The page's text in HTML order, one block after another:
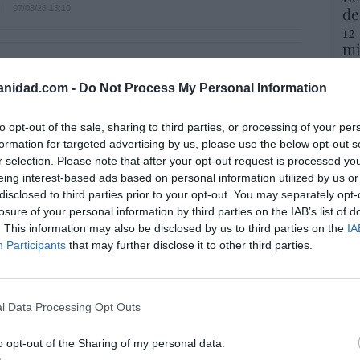
- Do Not Process My Personal Information
opt-out of the sale, sharing to third parties, or processing of your
for targeted advertising by us, please use the below opt-out
selection. Please note that after your opt-out request is processed
interest-based ads based on personal information utilized by us
to third parties prior to your opt-out. You may separately
of your personal information by third parties on the IAB’s list of
This information may also be disclosed by us to third parties on the
Participants that may further disclose it to other third parties.
Data Processing Opt Outs
opt-out of the Sharing of my personal data.
posible: Apollo... pero no podrá hacerse
07/08/26 14:09
Comienza el diálogo entre chavismo y
de la oposición, pero los venezolanos
Corina
07/08/26 11:46
logro del ministro Puente: los usuarios de
velocidad caen un 15,5% hasta junio
07/08/26 12:37
y